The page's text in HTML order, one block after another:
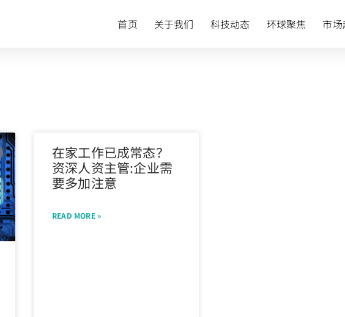
首页 关于我们 科技动态 环球聚焦 市
在家工作已成常态？
资深人资主管:企业需
要多加注意
READ MORE »